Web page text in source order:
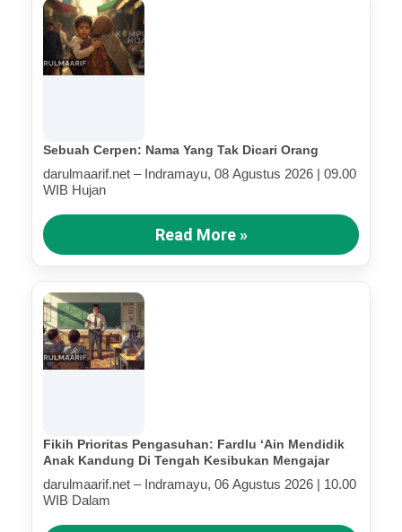
Sebuah Cerpen: Nama Yang Tak Dicari Orang
darulmaarif.net – Indramayu, 08 Agustus 2026 | 09.00
WIB Hujan
Read More »
Fikih Prioritas Pengasuhan: Fardlu ‘Ain Mendidik
Anak Kandung Di Tengah Kesibukan Mengajar
darulmaarif.net – Indramayu, 06 Agustus 2026 | 10.00
WIB Dalam